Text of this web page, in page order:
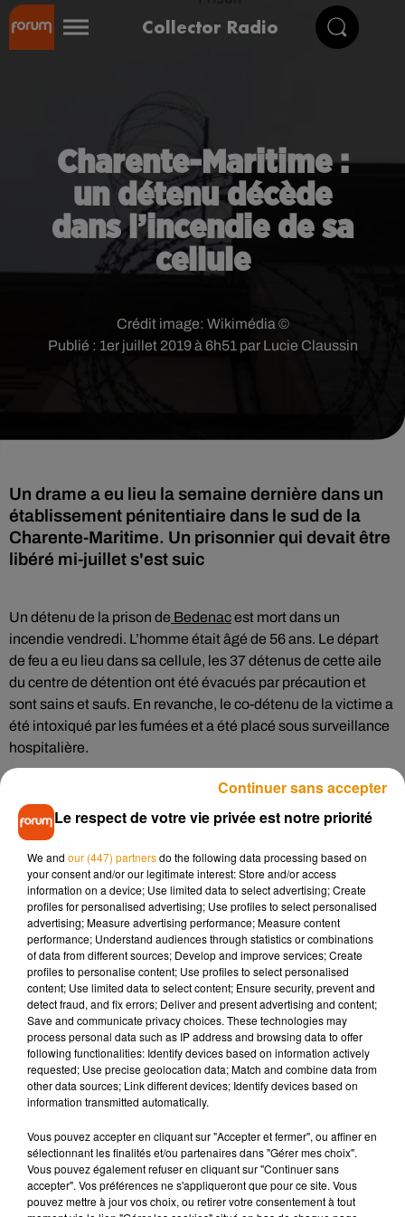
Collector Radio
Charente-Maritime :
un détenu décède
dans l’incendie de sa
cellule
Publié : 1er juillet 2019 à 6h51 par Lucie Claussin
Crédit image: Wikimédia ©
Un drame a eu lieu la semaine dernière dans un
établissement pénitentiaire dans le sud de la
Charente-Maritime. Un prisonnier qui devait être
libéré mi-juillet s'est suic
Un détenu de la prison de Bedenacest mort dans un
incendie vendredi. L’homme était âgé de 56 ans. Le départ
de feu a eu lieu dans sa cellule, les 37 détenus de cette aile
du centre de détention ont été évacués par précaution et
sont sains et saufs. En revanche, le co-détenu de la victime a
été intoxiqué par les fumées et a été placé sous surveillance
hospitalière.
de l’incendie ne serait pas accidentelle. Selon des sources
syndicales, le détenu aurait mis fin à ses jours. La victime
purgeait une peine pour une affaire de mœurs, et était
prochainement libérable. L’homme n’avait aucun problème
de comportement et entretenait de bonnes relations avec
son codétenu, ainsi qu’avec les agents pénitentiaires.
Musique
7 août 2026
Madonna sort enfin le remix de « Love
Sensation » avec Kylie Minogue
7 août 2026
Angèle et Amélie Lens dévoilent leur
collaboration tant attendue
Le respect de votre vie privée est notre priorité
We and our (447) partnersdo the following data processing based on
your consent and/or our legitimate interest: Store and/or access
information on a device; Use limited data to select advertising; Create
profiles for personalised advertising; Use profiles to select personalised
advertising; Measure advertising performance; Measure content
performance; Understand audiences through statistics or combinations
of data from different sources; Develop and improve services; Create
profiles to personalise content; Use profiles to select personalised
content; Use limited data to select content; Ensure security, prevent and
detect fraud, and fix errors; Deliver and present advertising and content;
Save and communicate privacy choices. These technologies may
process personal data such as IP address and browsing data to offer
following functionalities: Identify devices based on information actively
requested; Use precise geolocation data; Match and combine data from
other data sources; Link different devices; Identify devices based on
information transmitted automatically.
Vous pouvez accepter en cliquant sur "Accepter et fermer", ou affiner en
sélectionnant les finalités et/ou partenaires dans "Gérer mes choix".
Vous pouvez également refuser en cliquant sur "Continuer sans
accepter". Vos préférences ne s'appliqueront que pour ce site. Vous
pouvez mettre à jour vos choix, ou retirer votre consentement à tout
Continuer sans accepter